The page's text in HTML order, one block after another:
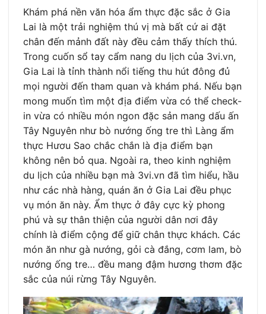
Khám phá nền văn hóa ẩm thực đặc sắc ở Gia
Lai là một trải nghiệm thú vị mà bất cứ ai đặt
chân đến mảnh đất này đều cảm thấy thích thú.
Trong cuốn sổ tay cẩm nang du lịch của 3vi.vn,
Gia Lai là tỉnh thành nổi tiếng thu hút đông đủ
mọi người đến tham quan và khám phá. Nếu bạn
mong muốn tìm một địa điểm vừa có thể check-
in vừa có nhiều món ngon đặc sản mang dấu ấn
Tây Nguyên như bò nướng ống tre thì Làng ẩm
thực Hươu Sao chắc chắn là địa điểm bạn
không nên bỏ qua. Ngoài ra, theo kinh nghiệm
du lịch của nhiều bạn mà 3vi.vn đã tìm hiểu, hầu
như các nhà hàng, quán ăn ở Gia Lai đều phục
vụ món ăn này. Ẩm thực ở đây cực kỳ phong
phú và sự thân thiện của người dân nơi đây
chính là điểm cộng để giữ chân thực khách. Các
món ăn như gà nướng, gỏi cà đắng, cơm lam, bò
nướng ống tre… đều mang đậm hương thơm đặc
sắc của núi rừng Tây Nguyên.